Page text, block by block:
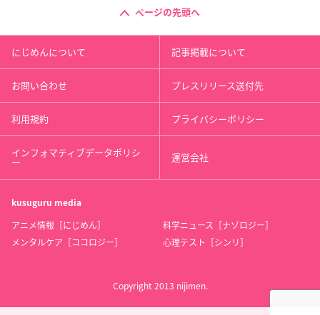
ページの先頭へ
にじめんについて 記事掲載について
お問い合わせ プレスリリース送付先
利用規約 プライバシーポリシー
インフォマティブデータポリシ
ー 運営会社
kusuguru media
アニメ情報［にじめん］
科学ニュース［ナゾロジー］
メンタルケア［ココロジー］
心理テスト［シンリ］
Copyright 2013 nijimen.